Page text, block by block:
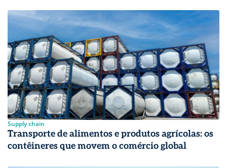
Supply chain
Transporte de alimentos e produtos agrícolas: os
contêineres que movem o comércio global